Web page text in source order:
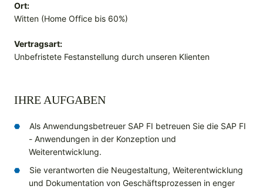
Ort:
Witten (Home Office bis 60%)
Vertragsart:
Unbefristete Festanstellung durch unseren Klienten
IHRE AUFGABEN
Als Anwendungsbetreuer SAP FI betreuen Sie die SAP FI
- Anwendungen in der Konzeption und
Weiterentwicklung.
Sie verantworten die Neugestaltung, Weiterentwicklung
und Dokumentation von Geschäftsprozessen in enger